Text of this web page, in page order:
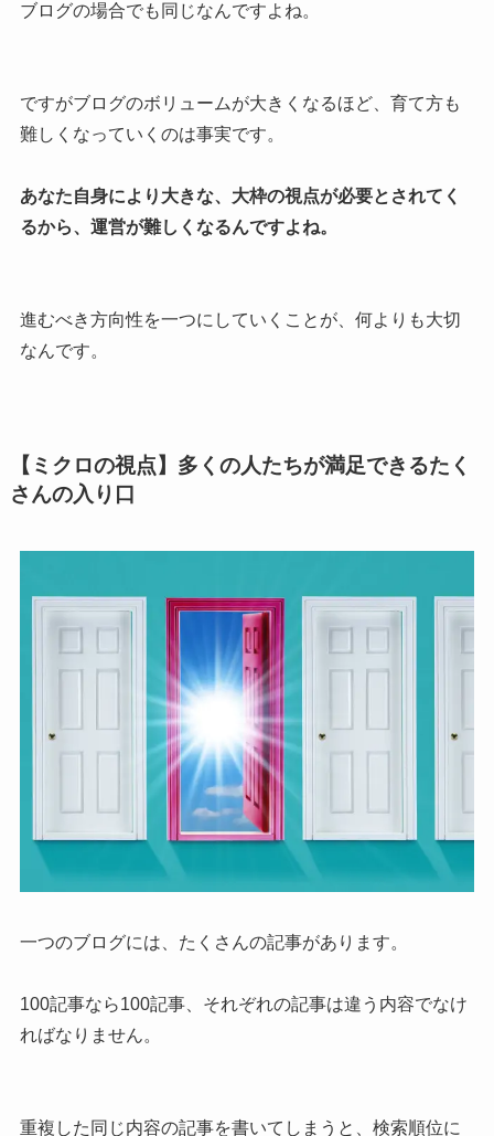
ブログの場合でも同じなんですよね。
ですがブログのボリュームが大きくなるほど、育て方も
難しくなっていくのは事実です。
あなた自身により大きな、大枠の視点が必要とされてく
るから、運営が難しくなるんですよね。
進むべき方向性を一つにしていくことが、何よりも大切
なんです。
【ミクロの視点】多くの人たちが満足できるたく
さんの入り口
一つのブログには、たくさんの記事があります。
100記事なら100記事、それぞれの記事は違う内容でなけ
ればなりません。
重複した同じ内容の記事を書いてしまうと、検索順位に